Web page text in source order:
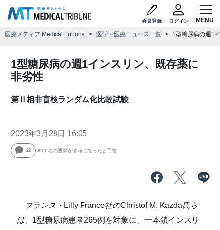
会員登録 ログイン
医療メディア Medical Tribune 医学・医療ニュース一覧 1型糖尿病の週1
1型糖尿病の週1インスリン、既存薬に
非劣性
第Ⅱ相非盲検ランダム化比較試験
2023年3月28日 16:05
12 811 名の医師が参考になったと回答
フランス・ Lilly France社のChristof M. Kazda氏ら
は、1型糖尿病患者265例を対象に、一本鎖インスリ